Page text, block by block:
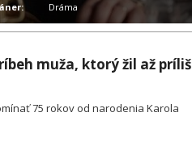
Dráma
muža, ktorý žil až príliš
75 rokov od narodenia Karola